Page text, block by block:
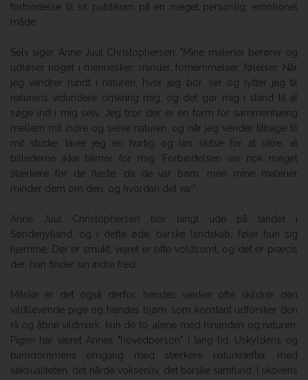
forbindelse til sit publikum på en meget personlig, emotionel
måde.
Selv siger Anne Juul Christophersen: "Mine malerier berører og
udløser noget i mennesker: minder, fornemmelser, følelser. Når
jeg vandrer rundt i naturen, hvor jeg bor, ser og lytter jeg til
naturens vidundere omkring mig, og det gør mig i stand til at
søge ind i mig selv. Jeg tror, der er en form for sammenhæng
mellem mit indre og selve naturen, og når jeg vender tilbage til
mit studie, laver jeg en hurtig og løs skitse for at sikre, at
billederne ikke falmer for mig. Forbindelsen var nok meget
stærkere for de fleste, da de var børn, men mine malerier
minder dem om den, og hvordan det var”.
Anne Juul Christophersen bor langt ude på landet i
Sønderjylland, og i dette øde, barske landskab, føler hun sig
hjemme. Der er smukt, vejret er ofte voldsomt, og det er præcis
der, hun finder sin indre fred.
Måske er det også derfor, hendes værker ofte skildrer den
vildtlevende pige og hendes bjørn, som konstant udforsker den
rå og åbne vildmark, kun de to, alene med hinanden og naturen.
Pigen har været Annes "hovedperson" i lang tid. Uskyldens og
barndommens omgang med stærkere naturkræfter, med
seksualiteten, det hårde voksenliv, det barske samfund. I skovens